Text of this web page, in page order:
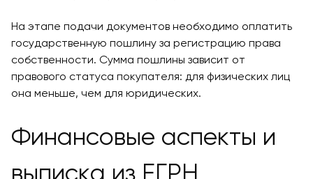
На этапе подачи документов необходимо оплатить
государственную пошлину за регистрацию права
собственности. Сумма пошлины зависит от
правового статуса покупателя: для физических лиц
она меньше, чем для юридических.
Финансовые аспекты и
выписка из ЕГРН